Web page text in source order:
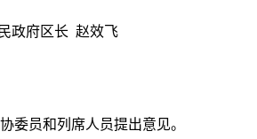
政府区长 赵效飞
委员和列席人员提出意见。